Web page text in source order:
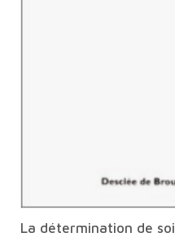
La détermination de soi